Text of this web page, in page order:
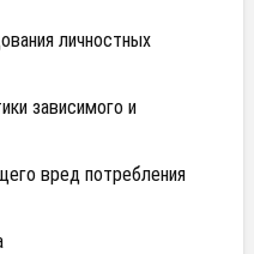
личностных
зависимого и
вред потребления